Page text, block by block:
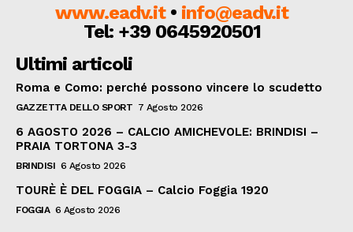
www.eadv.it• info@eadv.it
Tel: +39 0645920501
Ultimi articoli
Roma e Como: perché possono vincere lo scudetto
GAZZETTA DELLO SPORT 7 Agosto 2026
6 AGOSTO 2026 – CALCIO AMICHEVOLE: BRINDISI –
PRAIA TORTONA 3-3
BRINDISI 6 Agosto 2026
TOURÈ È DEL FOGGIA – Calcio Foggia 1920
FOGGIA 6 Agosto 2026